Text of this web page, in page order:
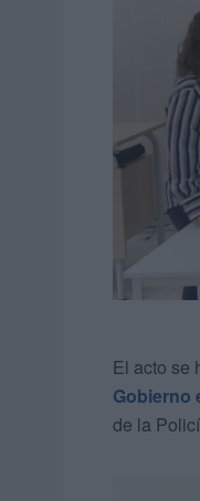
El acto se
Gobierno
de la